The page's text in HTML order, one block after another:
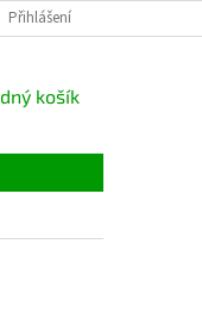
VELKOOBCHOD
Přihlášení
košík